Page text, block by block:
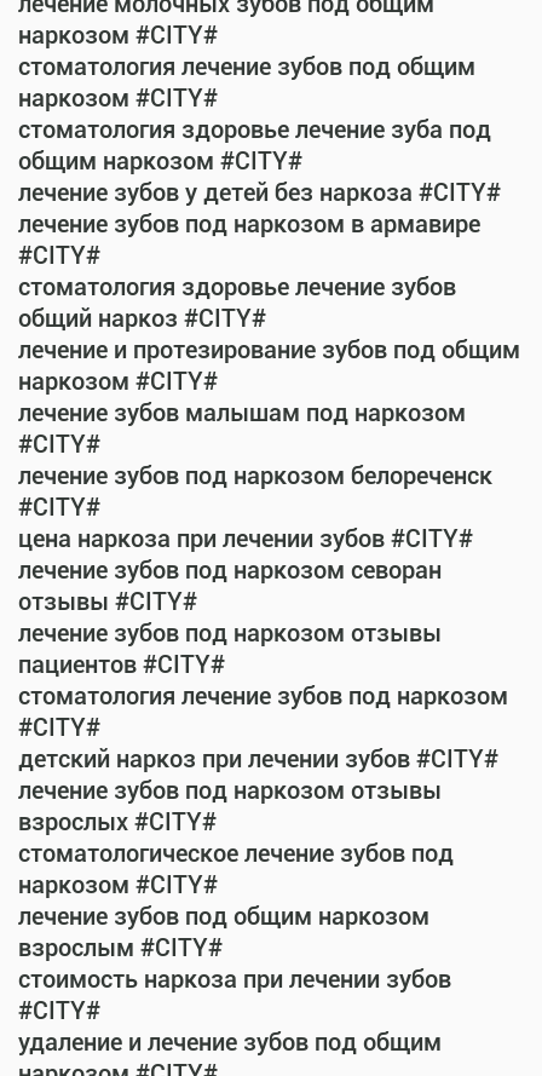
наркозом #CITY#
стоматология лечение зубов под общим
наркозом #CITY#
стоматология здоровье лечение зуба под
общим наркозом #CITY#
лечение зубов у детей без наркоза #CITY#
лечение зубов под наркозом в армавире
#CITY#
стоматология здоровье лечение зубов
общий наркоз #CITY#
лечение и протезирование зубов под общим
наркозом #CITY#
лечение зубов малышам под наркозом
#CITY#
лечение зубов под наркозом белореченск
#CITY#
цена наркоза при лечении зубов #CITY#
лечение зубов под наркозом севоран
отзывы #CITY#
лечение зубов под наркозом отзывы
пациентов #CITY#
стоматология лечение зубов под наркозом
#CITY#
детский наркоз при лечении зубов #CITY#
лечение зубов под наркозом отзывы
взрослых #CITY#
стоматологическое лечение зубов под
наркозом #CITY#
лечение зубов под общим наркозом
взрослым #CITY#
стоимость наркоза при лечении зубов
#CITY#
удаление и лечение зубов под общим